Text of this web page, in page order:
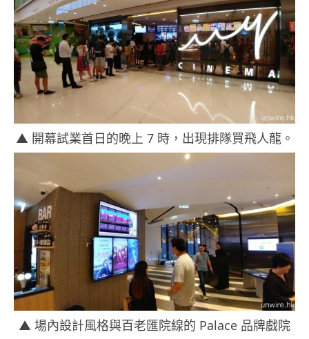
▲ 開幕試業首日的晚上 7 時，出現排隊買飛人龍。
▲ 場內設計風格與百老匯院線的 Palace 品牌戲院